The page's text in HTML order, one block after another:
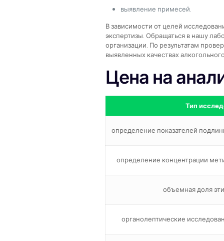
выявление примесей.
В зависимости от целей
экспертизы. Обращаться в нашу
организации. По результатам
выявленных качествах
Цена на
Тип
определение показателей
определение концентрации
объемная доля
органолептические